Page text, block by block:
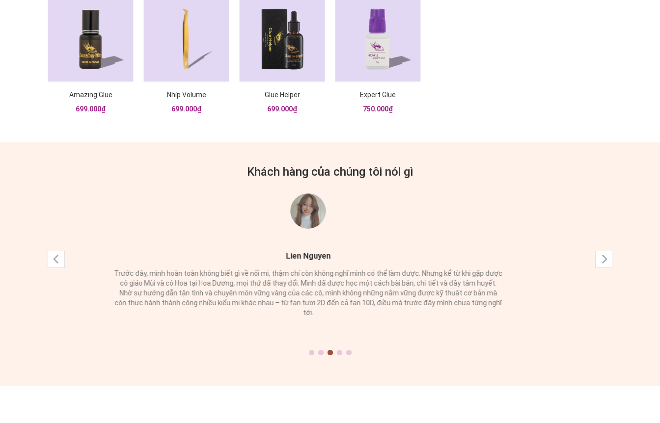
trang chi tiết --}
Amazing Glue
699.000₫
{!-- Hình có link sang
Nhíp Volume
699.000₫
{!-- Hình có link sang
trang chi tiết --}
Glue Helper
699.000₫
{!-- Hình có link sang
trang chi tiết --}
Expert Glue
750.000₫
Khách hàng của chúng tôi nói gì
Thai Van Tran
Chị xin gửi lời cảm ơn đến cô Hoà và team vì sự tận tâm và nhiệt huyết trong suốt quá trình giảng dạy. Cô luôn sẵn sàng giải
đáp mọi thắc mắc của Chị, bất kể khi nào Chị gặp khó khăn trong nghề mi. Chính sự hỗ trợ này giúp Chị luôn cảm thấy an tâm
và tự tin hơn trong nghề. Ngoài ra, Chị rất cảm kích vì cô đã dành thời gian quý báu để hướng dẫn và chia sẻ kinh nghiệm khi
Chị chuẩn bị thi. Nhờ sự chỉ bảo chu đáo của cô, Chị đã đạt được kết quả tốt trong kỳ thi, và đó là thành quả lớn mà Chị rất
trân trọng. Bên cạnh vai trò là một người thầy tuyệt vời, cô còn là một người bạn, người em luôn sẵn lòng lắng nghe và chia